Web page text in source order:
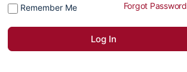
Remember Me Forgot Password